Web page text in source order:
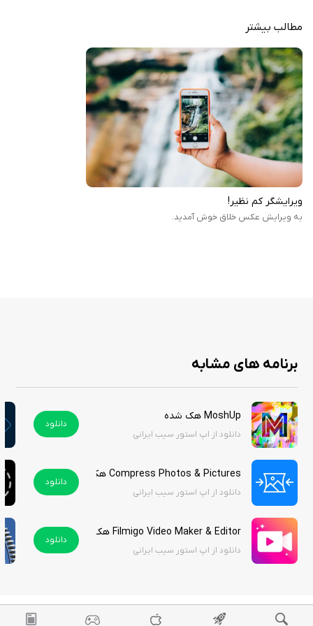
رایگان با خریدهای اختیاری: برنامه به‌صورت پایه رایگان است، اما
ویژگی‌های اضافی با پرداخت درون‌برنامه‌ای قابل دسترسی‌اند.
جذابیت‌ های بصری و کاربردی
یکی از نقاط قوت Handy Photo، طراحی بصری آن است که با الهام از سبک‌های
هنری، تجربه‌ای لذت‌بخش را برای کاربران فراهم می‌کند. فریم‌هایی مانند
Polaroid، Retro Photo و Grunge به عکس‌ها حال‌وهوایی کلاسیک می‌بخشند،
دادن کیفیت فراهم می‌کنند. این برنامه همچنین با به‌روزرسانی‌های مداوم،
می‌دهد تا خلاقیت خود را به بهترین شکل بیان کنند. اگر به دنبال ابزاری هستید
می‌توانید آن را از سیب ایرانی به صورت رایگان دانلود کنید.
مطالب بیشتر
ویرایشگر کم نظیر!
به ویرایش عکس خلاق خوش آمدید.
برنامه های مشابه
MoshUp هک شده
دانلود از اپ استور سیب ایرانی
دانلود
Compress Photos & Pictures هک شده
دانلود از اپ استور سیب ایرانی
دانلود
Filmigo Video Maker & Editor هک شده
دانلود از اپ استور سیب ایرانی
دانلود